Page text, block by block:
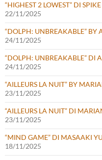
“HIGHEST 2 LOWEST” DI SPIKE
22/11/2025
“DOLPH: UNBREAKABLE” BY
24/11/2025
“DOLPH: UNBREAKABLE” DI
24/11/2025
“AILLEURS LA NUIT” BY
23/11/2025
“AILLEURS LA NUIT” DI
23/11/2025
“MIND GAME” DI MASAAKI
18/11/2025